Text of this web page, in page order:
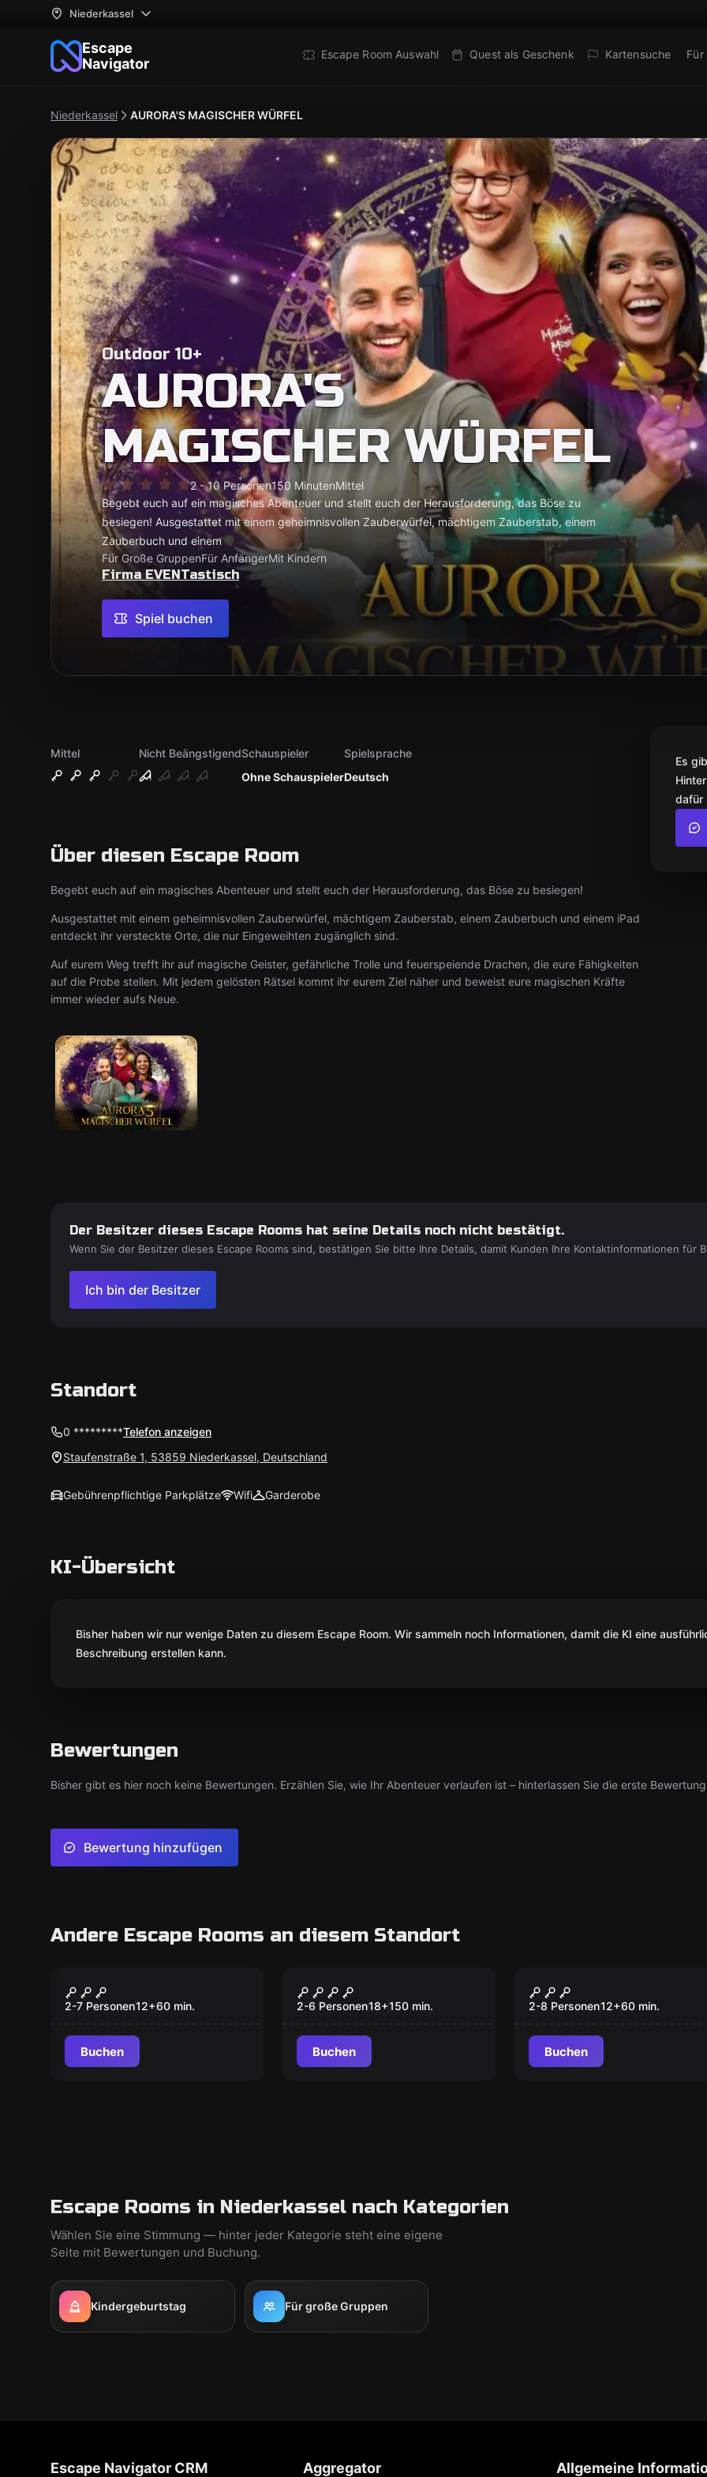
Niederkassel
Escape
Navigator
Escape Room Auswahl Quest als Geschenk Kartensuche Für
Niederkassel AURORA'S MAGISCHER WÜRFEL
Outdoor 10+
AURORA'S
MAGISCHER WÜRFEL
2 - 10 Personen150 MinutenMittel
Begebt euch auf ein magisches Abenteuer und stellt euch der Herausforderung, das Böse zu
besiegen! Ausgestattet mit einem geheimnisvollen Zauberwürfel, mächtigem Zauberstab, einem
Zauberbuch und einem
Für Große GruppenFür AnfängerMit Kindern
Firma EVENTastisch
Spiel buchen
Mittel
Nicht Beängstigend
Ohne Schauspieler
Schauspieler
Deutsch
Spielsprache
Über diesen Escape Room
Begebt euch auf ein magisches Abenteuer und stellt euch der Herausforderung, das Böse zu besiegen!
Ausgestattet mit einem geheimnisvollen Zauberwürfel, mächtigem Zauberstab, einem Zauberbuch und einem iPad
entdeckt ihr versteckte Orte, die nur Eingeweihten zugänglich sind.
Auf eurem Weg trefft ihr auf magische Geister, gefährliche Trolle und feuerspeiende Drachen, die eure Fähigkeiten
auf die Probe stellen. Mit jedem gelösten Rätsel kommt ihr eurem Ziel näher und beweist eure magischen Kräfte
immer wieder aufs Neue.
Es
dafür
Der Besitzer dieses Escape Rooms hat seine Details noch nicht bestätigt.
Wenn Sie der Besitzer dieses Escape Rooms sind, bestätigen Sie bitte Ihre Details, damit Kunden Ihre Kontaktinformationen für
Ich bin der Besitzer
Standort
0 *********Telefon anzeigen
Staufenstraße 1, 53859 Niederkassel, Deutschland
Gebührenpflichtige Parkplätze Wifi Garderobe
KI-Übersicht
Bisher haben wir nur wenige Daten zu diesem Escape Room. Wir sammeln noch Informationen, damit die KI eine
Beschreibung erstellen kann.
Bewertungen
Bisher gibt es hier noch keine Bewertungen. Erzählen Sie, wie Ihr Abenteuer verlaufen ist – hinterlassen Sie die erste
Bewertung hinzufügen
Andere Escape Rooms an diesem Standort
Invasion im Kino
2-7 Personen12+60 min.
Buchen
Hoch(esc)plosiv
2-6 Personen18+150 min.
Buchen
Die Flucht mit dem
Motorrad
2-8 Personen12+60 min.
Buchen
Escape Rooms in Niederkassel nach Kategorien
Wählen Sie eine Stimmung — hinter jeder Kategorie steht eine eigene
Seite mit Bewertungen und Buchung.
Kindergeburtstag Für große Gruppen
Escape Navigator CRM Aggregator Allgemeine